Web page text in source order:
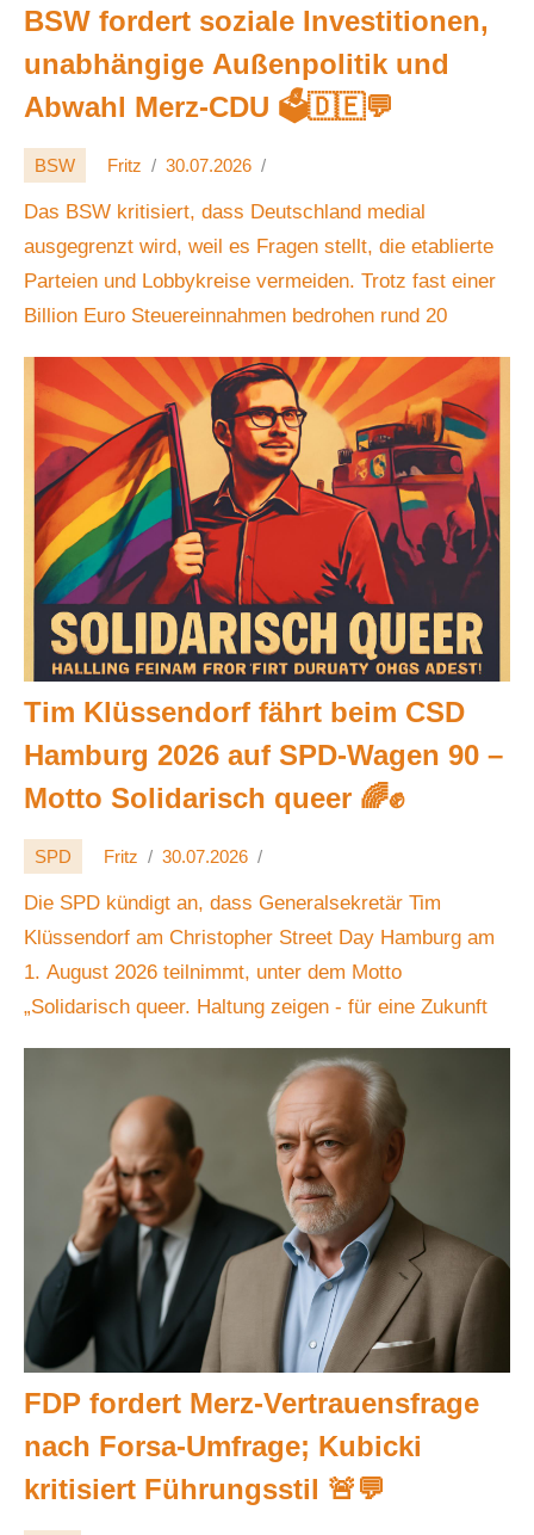
BSW fordert soziale Investitionen,
unabhängige Außenpolitik und
Abwahl Merz-CDU 🗳️🇩🇪💬
BSW Fritz 30.07.2026
Das BSW kritisiert, dass Deutschland medial
ausgegrenzt wird, weil es Fragen stellt, die etablierte
Parteien und Lobbykreise vermeiden. Trotz fast einer
Billion Euro Steuereinnahmen bedrohen rund 20
Tim Klüssendorf fährt beim CSD
Hamburg 2026 auf SPD-Wagen 90 –
Motto Solidarisch queer 🌈✊
SPD Fritz 30.07.2026
Die SPD kündigt an, dass Generalsekretär Tim
Klüssendorf am Christopher Street Day Hamburg am
1. August 2026 teilnimmt, unter dem Motto
„Solidarisch queer. Haltung zeigen - für eine Zukunft
FDP fordert Merz-Vertrauensfrage
nach Forsa-Umfrage; Kubicki
kritisiert Führungsstil 🚨💬